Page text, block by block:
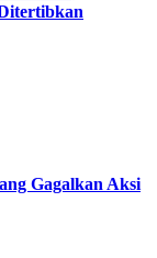
Gagalkan Aksi